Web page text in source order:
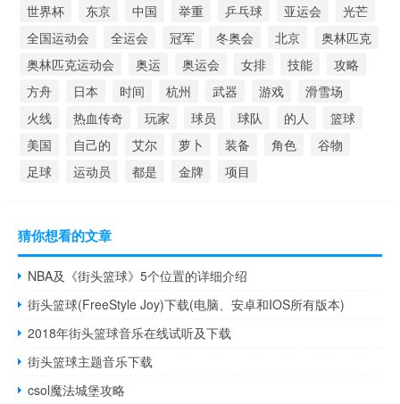
世界杯 东京 中国 举重 乒乓球 亚运会
光芒
全国运动会
全运会 冠军 冬奥会 北京
奥林匹克
奥林匹克运动会
奥运 奥运会 女排 技能
攻略
方舟
日本 时间 杭州 武器 游戏
滑雪场
火线
热血传奇 玩家 球员 球队 的人
篮球
美国
自己的 艾尔 萝卜 装备 角色
谷物
足球
运动员 都是 金牌 项目
猜你想看的文章
NBA及《街头篮球》5个位置的详细介绍
街头篮球(FreeStyle Joy)下载(电脑、安卓和IOS所有版本)
2018年街头篮球音乐在线试听及下载
街头篮球主题音乐下载
csol魔法城堡攻略